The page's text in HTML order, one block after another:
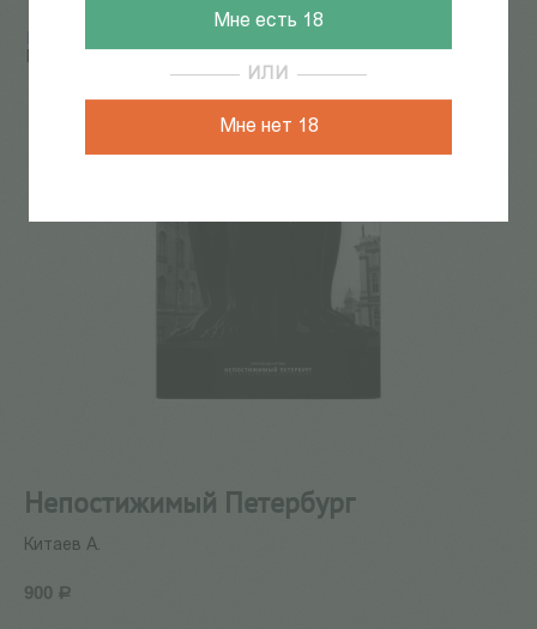
Мне есть 18
ИЛИ
Мне нет 18
Непостижимый Петербург
Непостижимый Петербург
Китаев А.
900 Р